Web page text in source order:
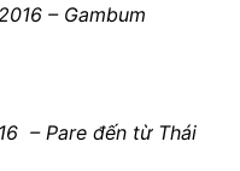
– Gambum
– Pare đến từ Thái